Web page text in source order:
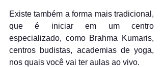
Existe também a forma mais tradicional,
que é iniciar em um centro
especializado, como Brahma Kumaris,
centros budistas, academias de yoga,
nos quais você vai ter aulas ao vivo.